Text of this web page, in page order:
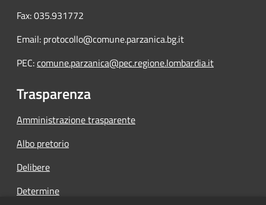
Fax: 035.931772
Email: protocollo@comune.parzanica.bg.it
PEC:comune.parzanica@pec.regione.lombardia.it
Trasparenza
Amministrazione trasparente
Albo pretorio
Delibere
Determine